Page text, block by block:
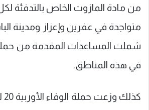
من مادة المازوت الخاص بالتدفئة
متواجدة في عفرين وإعزاز ومدينة
في هذه المناطق.